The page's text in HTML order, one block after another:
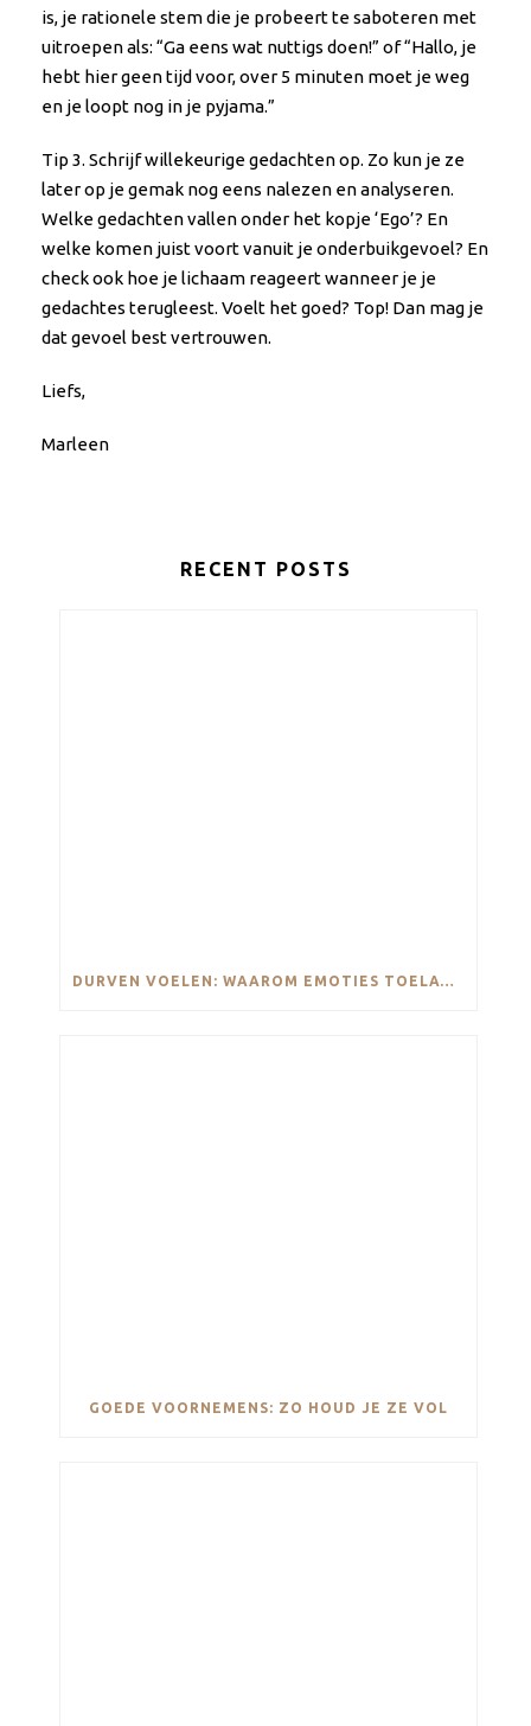
is, je rationele stem die je probeert te saboteren met
uitroepen als: “Ga eens wat nuttigs doen!” of “Hallo, je
hebt hier geen tijd voor, over 5 minuten moet je weg
en je loopt nog in je pyjama.”
Tip 3. Schrijf willekeurige gedachten op. Zo kun je ze
later op je gemak nog eens nalezen en analyseren.
Welke gedachten vallen onder het kopje ‘Ego’? En
welke komen juist voort vanuit je onderbuikgevoel? En
check ook hoe je lichaam reageert wanneer je je
gedachtes terugleest. Voelt het goed? Top! Dan mag je
dat gevoel best vertrouwen.
Liefs,
Marleen
RECENT POSTS
DURVEN VOELEN: WAAROM EMOTIES TOELATEN ZO BELANGRIJK IS
GOEDE VOORNEMENS: ZO HOUD JE ZE VOL